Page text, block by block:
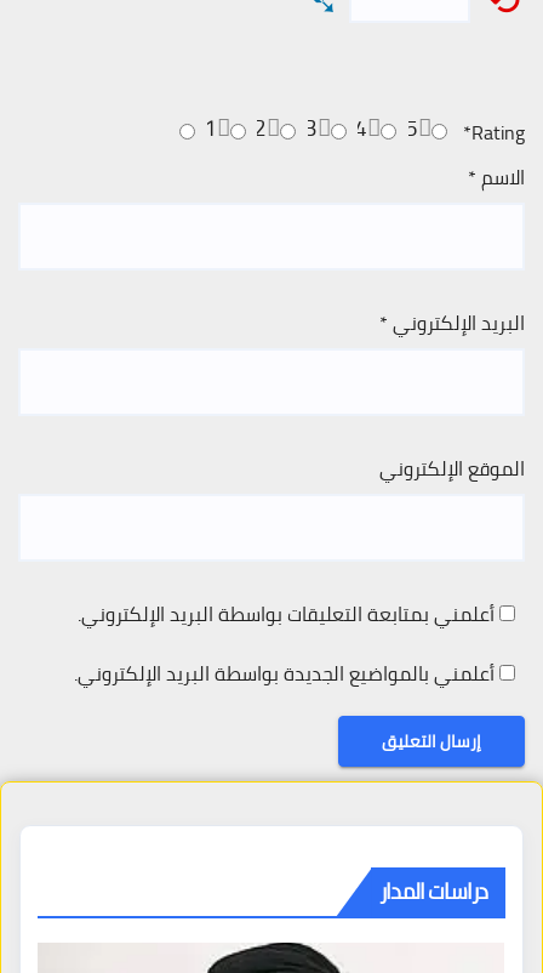
Rating
*
5
4
3
2
1
الاسم*
البريد الإلكتروني*
الموقع الإلكتروني
أعلمني بمتابعة التعليقات بواسطة البريد الإلكتروني.
أعلمني بالمواضيع الجديدة بواسطة البريد الإلكتروني.
دراسات المدار